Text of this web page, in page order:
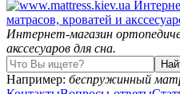
Интернет-магазин
акссесуаров для сна.
Например: беспружинный